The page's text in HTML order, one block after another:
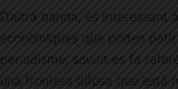
D’altra banda, és interessant
econòmiques que poden
periodisme, sovint es fa
una frontera difosa que està